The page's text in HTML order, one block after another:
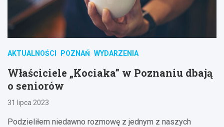
AKTUALNOŚCI POZNAŃ WYDARZENIA
Właściciele „Kociaka” w Poznaniu dbają
o seniorów
31 lipca 2023
Podzieliłem niedawno rozmowę z jednym z naszych